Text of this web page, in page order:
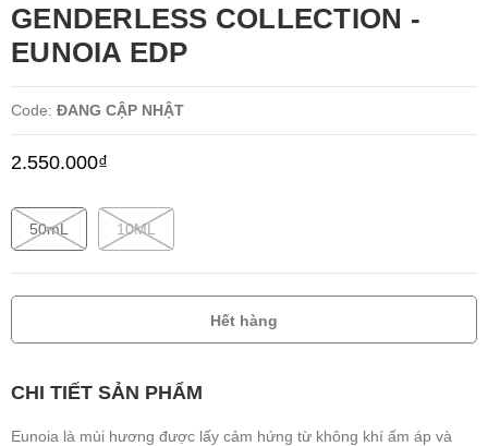
GENDERLESS COLLECTION -
EUNOIA EDP
Code: ĐANG CẬP NHẬT
2.550.000₫
50mL 10ML
Hết hàng
CHI TIẾT SẢN PHẨM
Eunoia là mùi hương được lấy cảm hứng từ không khí ấm áp và